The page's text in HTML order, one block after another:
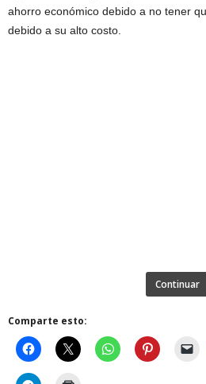
ahorro económico debido a no tener
debido a su alto costo.
Continuar
Comparte esto: